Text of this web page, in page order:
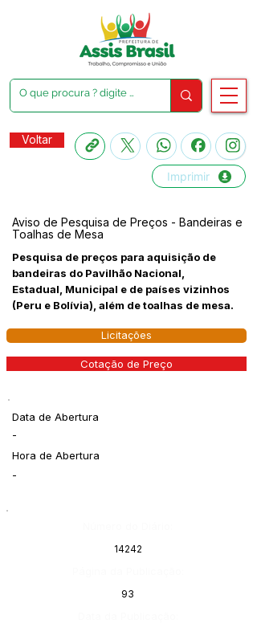
Voltar
Imprimir
Aviso de Pesquisa de Preços - Bandeiras e
Toalhas de Mesa
Pesquisa de preços para aquisição de
bandeiras do Pavilhão Nacional,
Estadual, Municipal e de países vizinhos
(Peru e Bolívia), além de toalhas de mesa.
Licitações
Cotação de Preço
Data de Abertura
-
Hora de Abertura
-
14242
93